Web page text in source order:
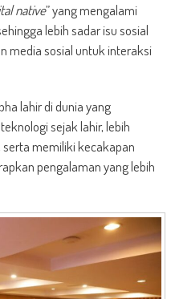
native” yang mengalami
lebih sadar isu sosial
media sosial untuk interaksi
lahir di dunia yang
sejak lahir, lebih
memiliki kecakapan
pengalaman yang lebih